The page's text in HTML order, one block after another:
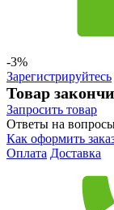
-3%
Зарегистрируйтесь
Товар
Запросить товар
Ответы на
Как оформить
Оплата Доставка